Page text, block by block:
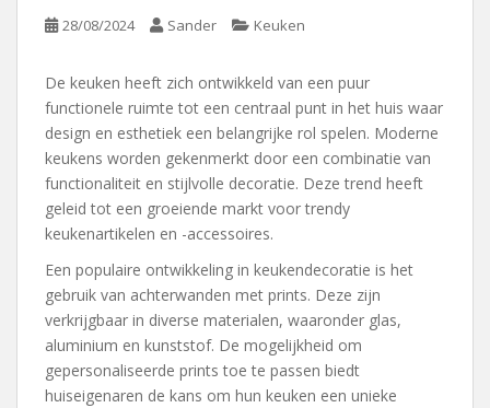
28/08/2024 Sander Keuken
De keuken heeft zich ontwikkeld van een puur
functionele ruimte tot een centraal punt in het huis waar
design en esthetiek een belangrijke rol spelen. Moderne
keukens worden gekenmerkt door een combinatie van
functionaliteit en stijlvolle decoratie. Deze trend heeft
geleid tot een groeiende markt voor trendy
keukenartikelen en -accessoires.
Een populaire ontwikkeling in keukendecoratie is het
gebruik van achterwanden met prints. Deze zijn
verkrijgbaar in diverse materialen, waaronder glas,
aluminium en kunststof. De mogelijkheid om
gepersonaliseerde prints toe te passen biedt
huiseigenaren de kans om hun keuken een unieke